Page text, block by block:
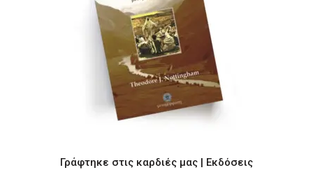
Γράφτηκε στις καρδιές μας | Εκδόσεις